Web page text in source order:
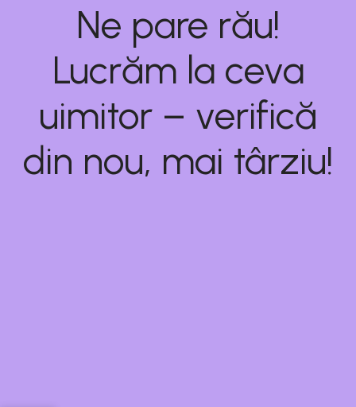
Ne pare rău!
Lucrăm la ceva
uimitor – verifică
din nou, mai târziu!